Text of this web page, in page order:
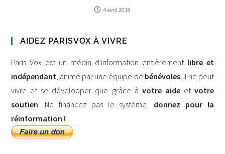
4 avril 2018
AIDEZ PARISVOX À VIVRE
Paris Vox est un média d'information entièrement libre et
indépendant, animé par une équipe de bénévoles. Il ne peut
vivre et se développer que grâce à votre aideet votre
soutien. Ne financez pas le système, donnez pour la
réinformation !